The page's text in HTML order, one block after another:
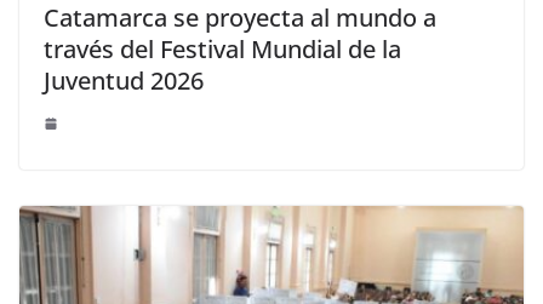
Catamarca se proyecta al mundo a
través del Festival Mundial de la
Juventud 2026